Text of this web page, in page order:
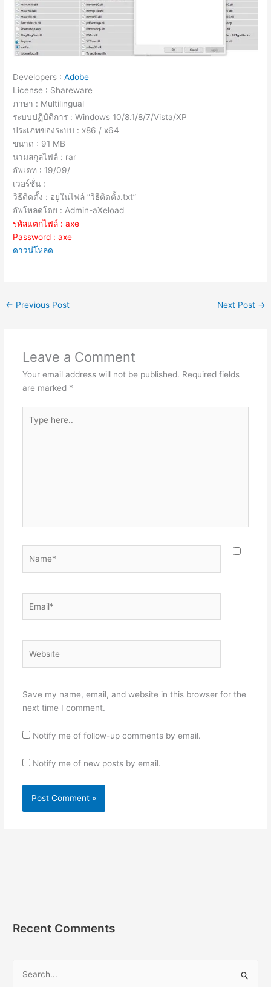
Developers :Adobe
License : Shareware
ภาษา : Multilingual
ระบบปฏิบัติการ : Windows 10/8.1/8/7/Vista/XP
ประเภทของระบบ : x86 / x64
ขนาด : 91 MB
นามสกุลไฟล์ : rar
อัพเดท : 19/09/
เวอร์ชั่น :
วิธีติดตั้ง : อยู่ในไฟล์ “วิธีติดตั้ง.txt”
อัพโหลดโดย : Admin-aXeload
รหัสแตกไฟล์ : axe
Password : axe
ดาวน์โหลด
← Previous Post Next Post →
Leave a Comment
Your email address will not be published. Required fields
are marked *
here..
Save my name, email, and website in this browser for the
next time I comment.
Notify me of follow-up comments by email.
Notify me of new posts by email.
Recent Comments